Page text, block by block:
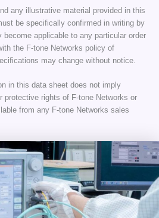
any illustrative material provided in this
be specifically confirmed in writing by
become applicable to any particular order
the F-tone Networks policy of
may change without notice.
in this data sheet does not imply
protective rights of F-tone Networks or
from any F-tone Networks sales